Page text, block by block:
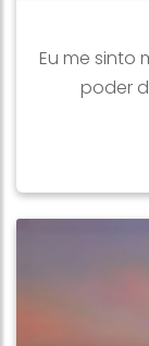
Eu me sinto
poder